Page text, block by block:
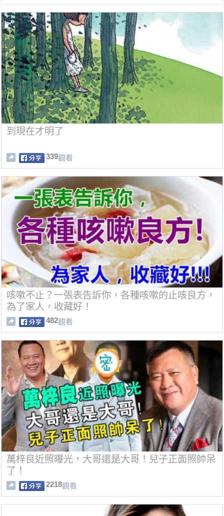
到現在才明了
339觀看
咳嗽不止？一張表告訴你，各種咳嗽的止咳良方，
為了家人，收藏好！
482觀看
萬梓良近照曝光，大哥還是大哥！兒子正面照帥呆
了！
2218觀看